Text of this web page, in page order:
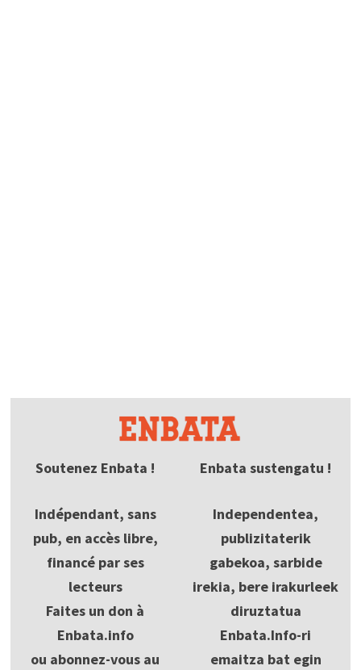
Soutenez Enbata !
Indépendant, sans
pub, en accès libre,
financé par ses
lecteurs
Faites un don à
Enbata.info
ou abonnez-vous au
Enbata sustengatu !
Independentea,
publizitaterik
gabekoa, sarbide
irekia, bere irakurleek
diruztatua
Enbata.Info-ri
emaitza bat egin